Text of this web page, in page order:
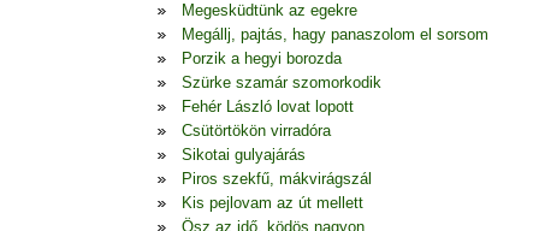
Megesküdtünk az egekre
Megállj, pajtás, hagy panaszolom el sorsom
Porzik a hegyi borozda
Szürke szamár szomorkodik
Fehér László lovat lopott
Csütörtökön virradóra
Sikotai gulyajárás
Piros szekfű, mákvirágszál
Kis pejlovam az út mellett
Ösz az idő, ködös nagyon